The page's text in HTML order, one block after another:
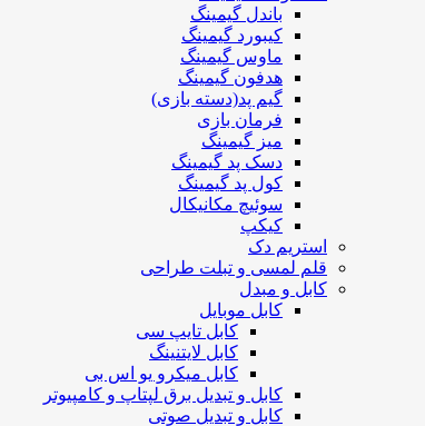
باندل گیمینگ
کیبورد گیمینگ
ماوس گیمینگ
هدفون گیمینگ
گیم پد(دسته بازی)
فرمان بازی
میز گیمینگ
دسک پد گیمینگ
کول پد گیمینگ
سوئیچ مکانیکال
کیکپ
استریم دک
قلم لمسی و تبلت طراحی
کابل و مبدل
کابل موبایل
کابل تایپ سی
کابل لایتنینگ
کابل میکرو یو اس بی
کابل و تبدیل برق لپتاپ و کامپیوتر
کابل و تبدیل صوتی